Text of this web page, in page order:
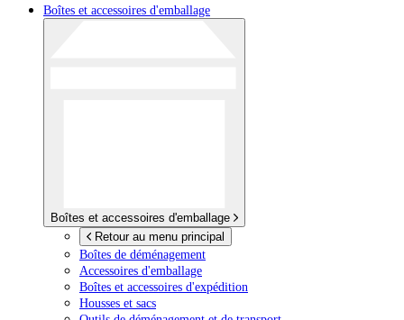
Boîtes et accessoires d'emballage
Boîtes et accessoires d'emballage
Retour au menu principal
Boîtes de déménagement
Accessoires d'emballage
Boîtes et accessoires d'expédition
Housses et sacs